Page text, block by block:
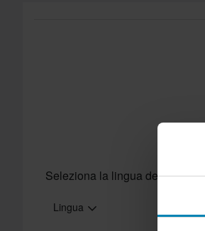
Seleziona la lingua delle
Lingua